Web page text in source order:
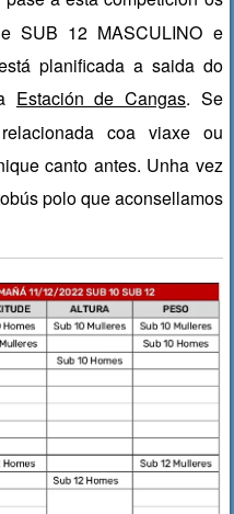
SUB 12 MASCULINO e
planificada a saida do
Estación de Cangas. Se
coa viaxe ou
canto antes. Unha vez
polo que aconsellamos